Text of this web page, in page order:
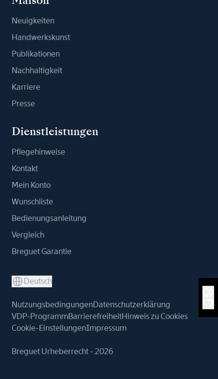
Neuigkeiten
Handwerkskunst
Publikationen
Nachhaltigkeit
Karriere
Presse
Dienstleistungen
Pflegehinweise
Kontakt
Mein Konto
Wunschliste
Bedienungsanleitung
Vergleich
Breguet Garantie
Deutsch
NutzungsbedingungenDatenschutzerklärung
VDP-ProgrammBarrierefreiheitHinweis zu Cookies
Cookie-EinstellungenImpressum
Breguet Urheberrecht - 2026